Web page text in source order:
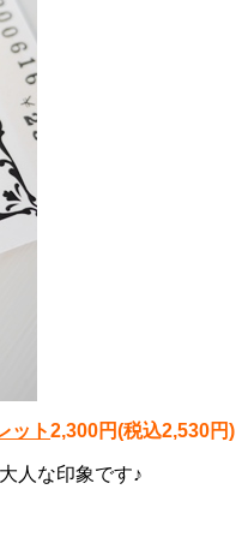
ット2,300円(税込2,530円)
人な印象です♪